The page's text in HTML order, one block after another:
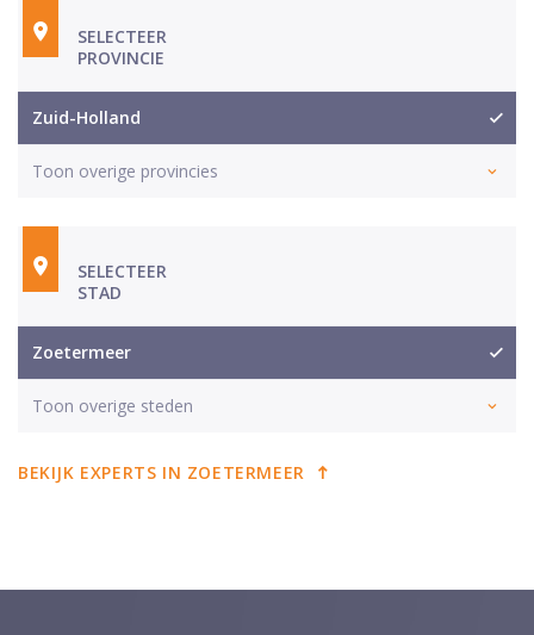
SELECTEER
PROVINCIE
Zuid-Holland
Toon overige provincies
SELECTEER
STAD
Zoetermeer
Toon overige steden
BEKIJK EXPERTS IN ZOETERMEER